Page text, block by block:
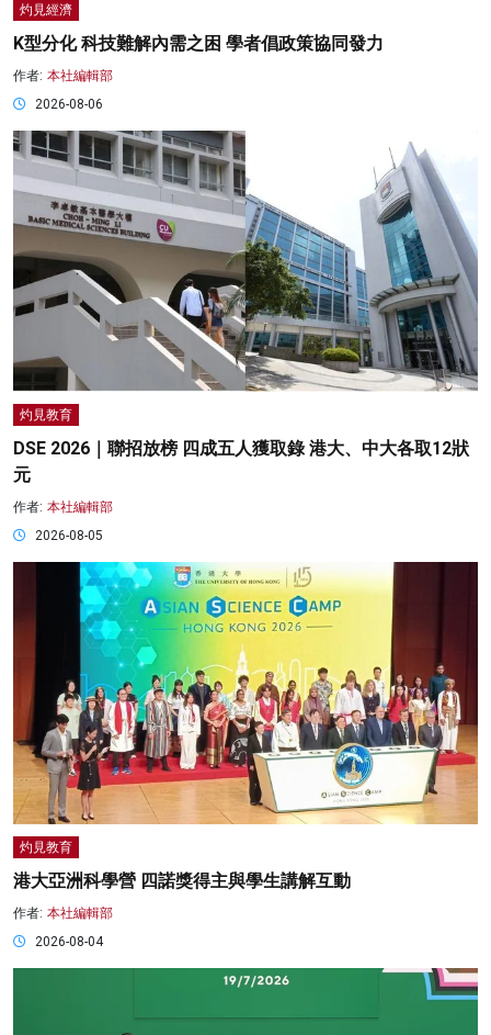
灼見經濟
K型分化 科技難解內需之困 學者倡政策協同發力
作者: 本社編輯部
2026-08-06
灼見教育
DSE 2026｜聯招放榜 四成五人獲取錄 港大、中大各取12狀
元
作者: 本社編輯部
2026-08-05
灼見教育
港大亞洲科學營 四諾獎得主與學生講解互動
作者: 本社編輯部
2026-08-04